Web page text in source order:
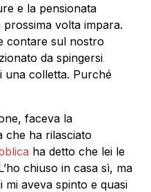
e la pensionata
volta impara.
contare sul nostro
da spingersi
una colletta. Purché
faceva la
che ha rilasciato
ha detto che lei le
chiuso in casa sì, ma
mi aveva spinto e quasi